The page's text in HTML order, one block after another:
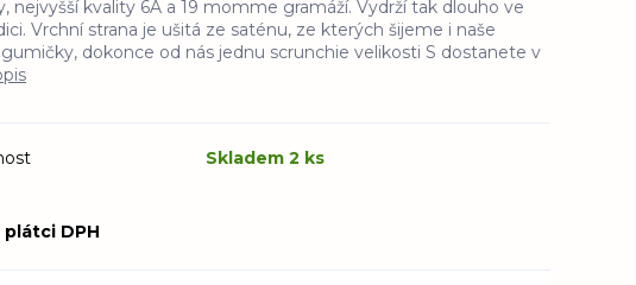
nejvyšší kvality 6A a 19 momme gramáží. Vydrží tak dlouho ve
Vrchní strana je ušitá ze saténu, ze kterých šijeme i naše
dokonce od nás jednu scrunchie velikosti S dostanete v
Skladem 2 ks
plátci DPH